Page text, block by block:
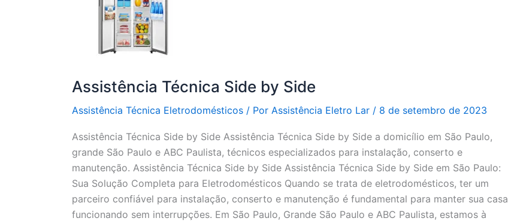
Assistência Técnica Side by Side
Assistência Técnica Eletrodomésticos / Por Assistência Eletro Lar / 8 de setembro de 2023
Assistência Técnica Side by Side Assistência Técnica Side by Side a domicílio em São Paulo,
grande São Paulo e ABC Paulista, técnicos especializados para instalação, conserto e
manutenção. Assistência Técnica Side by Side Assistência Técnica Side by Side em São Paulo:
Sua Solução Completa para Eletrodomésticos Quando se trata de eletrodomésticos, ter um
parceiro confiável para instalação, conserto e manutenção é fundamental para manter sua casa
funcionando sem interrupções. Em São Paulo, Grande São Paulo e ABC Paulista, estamos à